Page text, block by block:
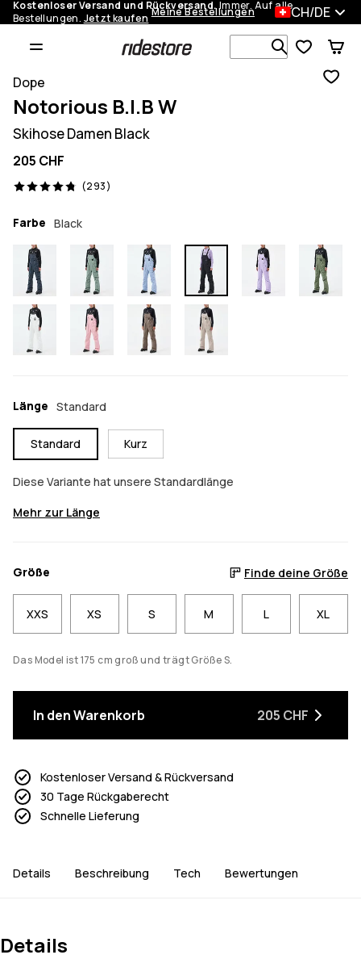
Kostenloser Versand und Rückversand.Immer. Auf alle
Bestellungen. Jetzt kaufen Meine Bestellungen CH/DE
Dope
Notorious B.I.B W
Skihose Damen Black
205 CHF
(293)
293 Reviews, 4.8/5
Farbe Black
Länge Standard
Standard Kurz
Diese Variante hat unsere Standardlänge
Mehr zur Länge
Größe Finde deine Größe
XXS XS S M L XL
Das Model ist 175 cm groß und trägt Größe S.
In den Warenkorb 205 CHF
Kostenloser Versand & Rückversand
30 Tage Rückgaberecht
Schnelle Lieferung
Details Beschreibung Tech Bewertungen
Details